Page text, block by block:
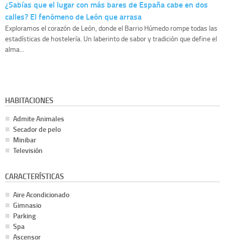
¿Sabías que el lugar con más bares de España cabe en dos
calles? El fenómeno de León que arrasa
Exploramos el corazón de León, donde el Barrio Húmedo rompe todas las
estadísticas de hostelería. Un laberinto de sabor y tradición que define el
alma...
HABITACIONES
Admite Animales
Secador de pelo
Minibar
Televisión
CARACTERÍSTICAS
Aire Acondicionado
Gimnasio
Parking
Spa
Ascensor